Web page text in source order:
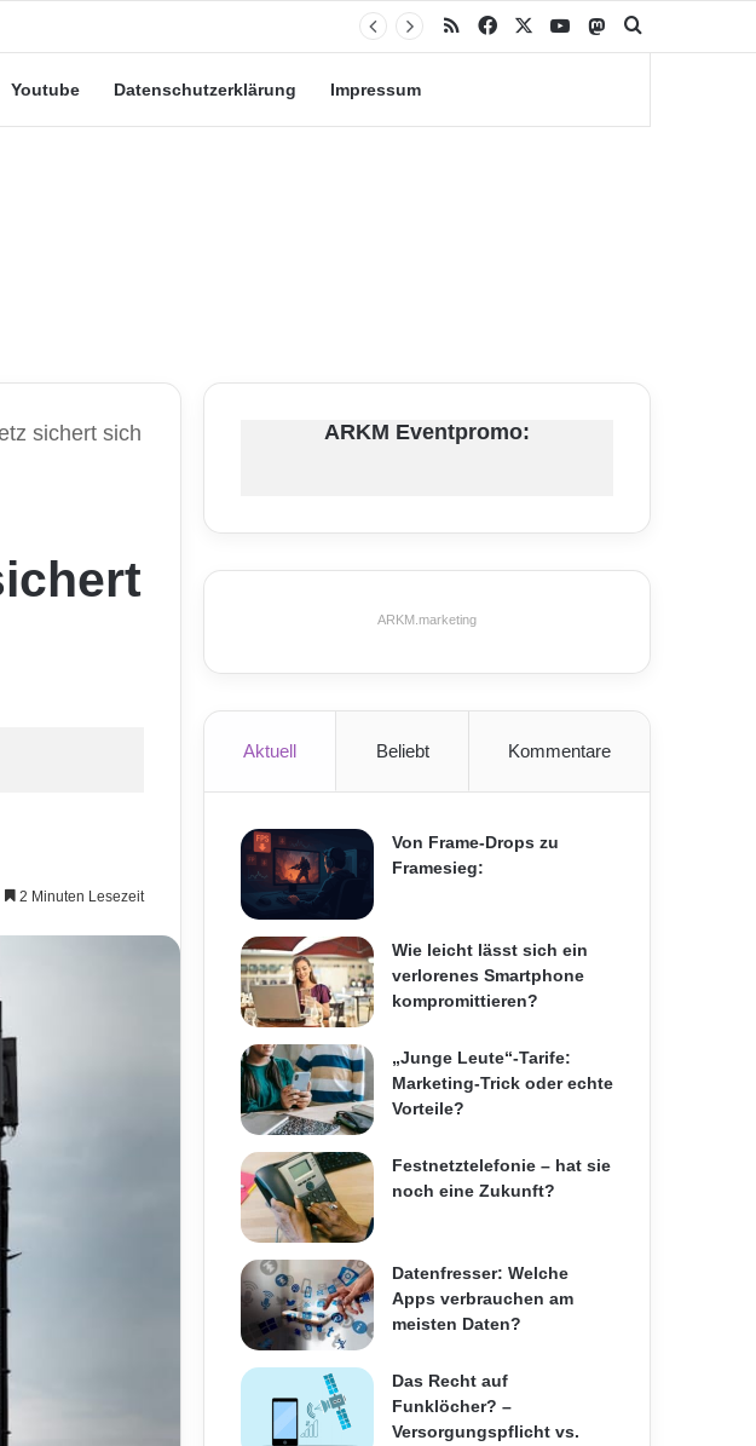
Vorteile? RSS Facebook YouTubeMastodon
Youtube Datenschutzerklärung Impressum
sichert sich
2 Minuten Lesezeit
ARKM Eventpromo:
ARKM.marketing
Aktuell Beliebt Kommentare
Von Frame-Drops zu
Framesieg:
Wie leicht lässt sich ein
verlorenes Smartphone
kompromittieren?
„Junge Leute“-Tarife:
Marketing-Trick oder echte
Vorteile?
Festnetztelefonie – hat sie
noch eine Zukunft?
Datenfresser: Welche
Apps verbrauchen am
meisten Daten?
Das Recht auf
Funklöcher? –
Versorgungspflicht vs.